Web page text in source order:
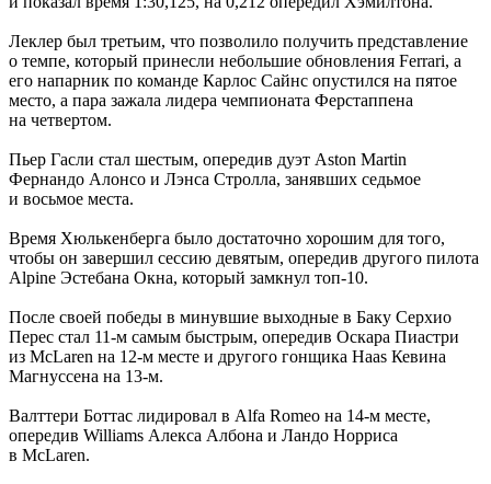
Леклер был третьим, что позволило получить представление
о темпе, который принесли небольшие обновления Ferrari, а
его напарник по команде Карлос Сайнс опустился на пятое
место, а пара зажала лидера чемпионата Ферстаппена
на четвертом.
Пьер Гасли стал шестым, опередив дуэт Aston Martin
Фернандо Алонсо и Лэнса Стролла, занявших седьмое
и восьмое места.
Время Хюлькенберга было достаточно хорошим для того,
чтобы он завершил сессию девятым, опередив другого пилота
Alpine Эстебана Окна, который замкнул топ-10.
После своей победы в минувшие выходные в Баку Серхио
Перес стал 11-м самым быстрым, опередив Оскара Пиастри
из McLaren на 12-м месте и другого гонщика Haas Кевина
Магнуссена на 13-м.
Валттери Боттас лидировал в Alfa Romeo на 14-м месте,
опередив Williams Алекса Албона и Ландо Норриса
в McLaren.